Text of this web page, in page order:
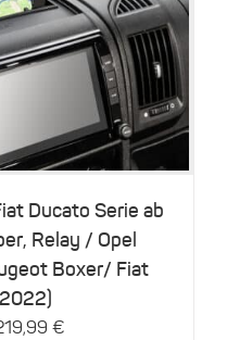
Ducato Serie ab
Relay / Opel
Boxer/ Fiat
€